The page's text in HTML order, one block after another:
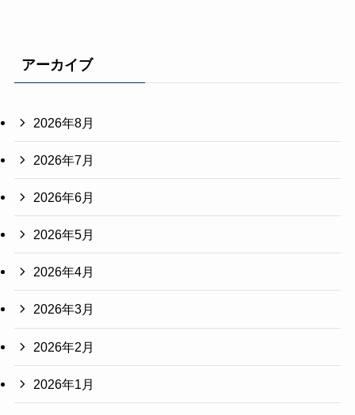
アーカイブ
2026年8月
2026年7月
2026年6月
2026年5月
2026年4月
2026年3月
2026年2月
2026年1月